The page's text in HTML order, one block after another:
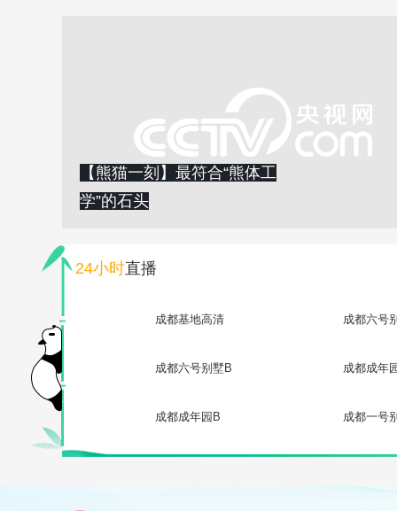
【熊猫一刻】最符合“熊体工
学”的石头
24小时直播
成都基地高清 成都六号
成都六号别墅B 成都成年
成都成年园B 成都一号